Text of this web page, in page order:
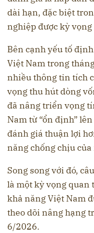
dài hạn, đặc biệt
nghiệp được kỳ
Bên cạnh yếu tố
Việt Nam trong
nhiều thông tin tích
vọng thu hút dòng
đã nâng triển vọng
Nam từ “ổn định”
đánh giá thuận lợi
năng chống chịu
Song song với đó,
là một kỳ vọng
khả năng Việt Nam
theo dõi nâng hạng
6/2026.